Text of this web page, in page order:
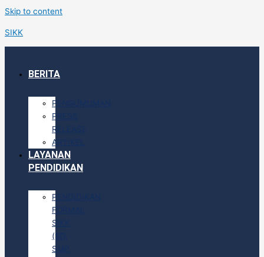
Skip to content
SIKK
BERITA
PENGUMUMAN
PRESS
RELEASE
ARTIKEL
LAYANAN
PENDIDIKAN
PENDIDIKAN
FORMAL
SIKK
(SD,
SMP,